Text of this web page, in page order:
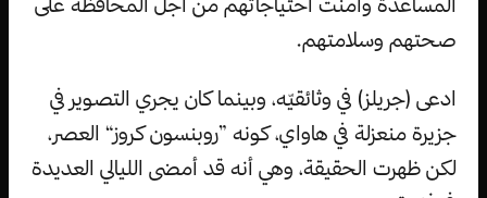
صحتهم وسلامتهم.
ادعى (جريلز) في وثائقيّه، وبينما كان يجري التصوير في
جزيرة منعزلة في هاواي، كونه ”روبنسون كروز“ العصر،
لكن ظهرت الحقيقة، وهي أنه قد أمضى الليالي العديدة